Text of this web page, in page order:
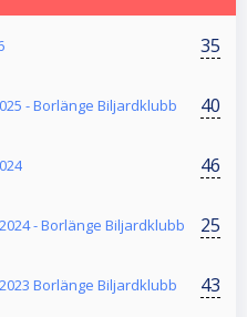
35
- Borlänge Biljardklubb 40
46
- Borlänge Biljardklubb 25
Borlänge Biljardklubb 43